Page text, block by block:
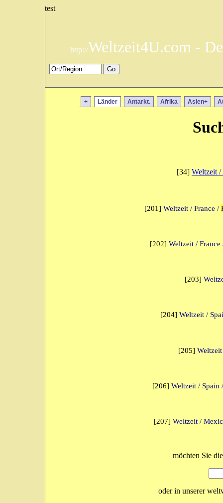
test
http://Weltzeit4U.com -
+ Länder Antarkt. Afrika Asien+
[34] Weltzeit
[201] Weltzeit / France /
[202] Weltzeit /
[203]
[204] Weltzeit /
[205]
[206] Weltzeit / Spain
[207] Weltzeit /
möchten Sie
oder in unserer